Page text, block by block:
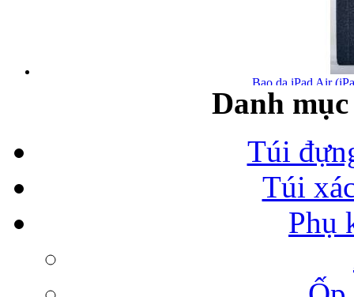
Bao da iPad Air
Bao da iPad Air
Danh
Túi
Túi
Phụ